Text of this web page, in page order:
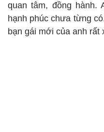
quan tâm, đồng hành.
hạnh phúc chưa từng
bạn gái mới của anh rất